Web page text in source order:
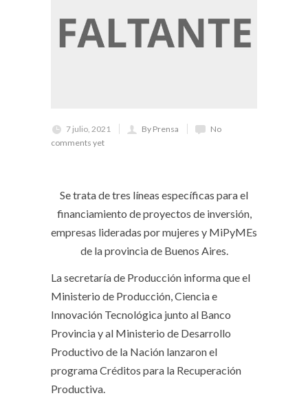
7 julio, 2021 By Prensa
No
comments yet
Se trata de tres líneas específicas para el
financiamiento de proyectos de inversión,
empresas lideradas por mujeres y MiPyMEs
de la provincia de Buenos Aires.
La secretaría de Producción informa que el
Ministerio de Producción, Ciencia e
Innovación Tecnológica junto al Banco
Provincia y al Ministerio de Desarrollo
Productivo de la Nación lanzaron el
programa Créditos para la Recuperación
Productiva.